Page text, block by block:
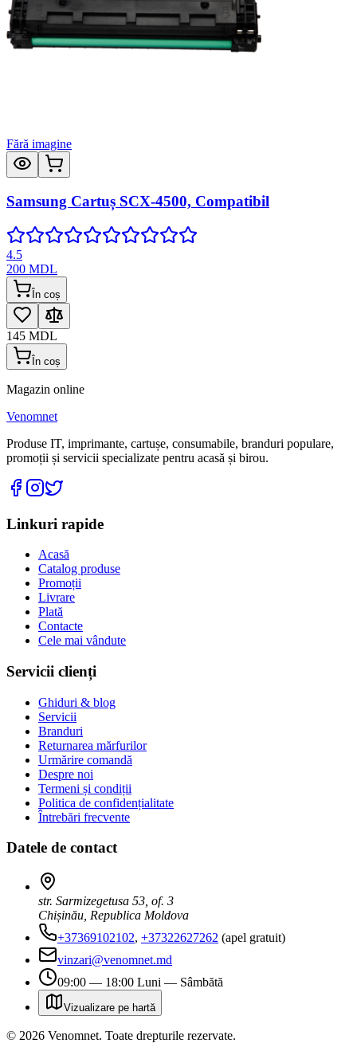
Fără imagine
Samsung Cartuș SCX-4500, Compatibil
4.5
200 MDL
În coș
145 MDL
În coș
Magazin online
Venomnet
Produse IT, imprimante, cartușe, consumabile, branduri populare,
promoții și servicii specializate pentru acasă și birou.
Linkuri rapide
Acasă
Catalog produse
Promoții
Livrare
Plată
Contacte
Cele mai vândute
Servicii clienți
Ghiduri & blog
Servicii
Branduri
Returnarea mărfurilor
Urmărire comandă
Despre noi
Termeni și condiții
Politica de confidențialitate
Întrebări frecvente
Datele de contact
str. Sarmizegetusa 53, of. 3
Chișinău, Republica Moldova
+37369102102, +37322627262 (apel gratuit)
vinzari@venomnet.md
09:00 — 18:00 Luni — Sâmbătă
Vizualizare pe hartă
© 2026 Venomnet. Toate drepturile rezervate.